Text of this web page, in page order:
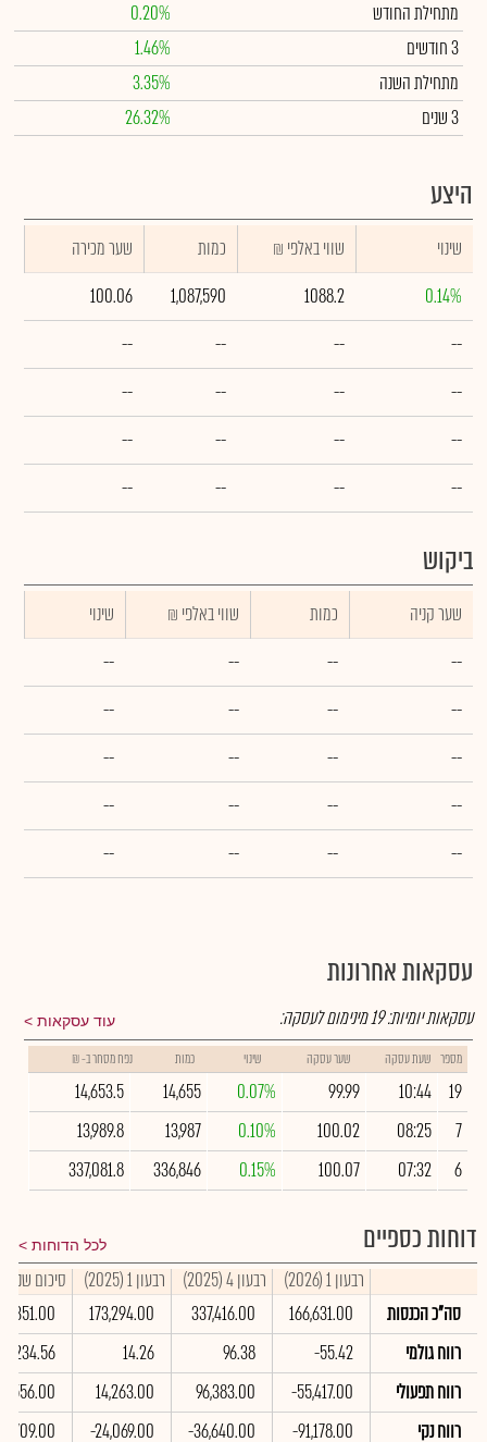
מתחילת החודש
0.20%
3 חודשים
1.46%
מתחילת השנה
3.35%
3 שנים
26.32%
היצע
שינוי ₪ שווי באלפי כמות
שער מכירה
0.14%
1088.2
1,087,590
100.06
--
--
--
--
--
--
--
--
--
--
--
--
--
--
--
--
ביקוש
שער קניה כמות ₪ שווי באלפי
שינוי
--
--
--
--
--
--
--
--
--
--
--
--
--
--
--
--
--
--
--
--
עסקאות אחרונות
עוד עסקאות עסקאות יומיות:19מינימום לעסקה:
מספר שעת עסקה שער עסקה שינוי כמות נפח מסחר ב- ₪
19
10:44
99.99
0.07%
14,655
14,653.5
7
08:25
100.02
0.10%
13,987
13,989.8
6
07:32
100.07
0.15%
336,846
337,081.8
דוחות כספיים לכל הדוחות
רבעון 1 (2026) רבעון 4 (2025) רבעון 1 (2025)
סיכום שנתי 2025
סה"כ הכנסות
166,631.00
337,416.00
173,294.00
רווח גולמי
-55.42
96.38
14.26
234.56
רווח תפעולי
-55,417.00
96,383.00
14,263.00
רווח נקי
-91,178.00
-36,640.00
-24,069.00
709.00